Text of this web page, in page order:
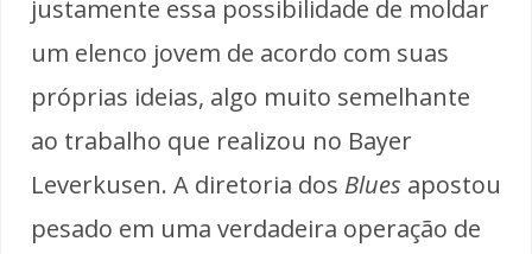
justamente essa possibilidade de moldar
um elenco jovem de acordo com suas
próprias ideias, algo muito semelhante
ao trabalho que realizou no Bayer
Leverkusen. A diretoria dos Blues apostou
pesado em uma verdadeira operação de